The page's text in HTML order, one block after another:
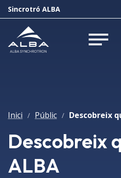
Sincrotró ALBA
Obrir
Inici / Públic / Descobreix
Descobreix
ALBA